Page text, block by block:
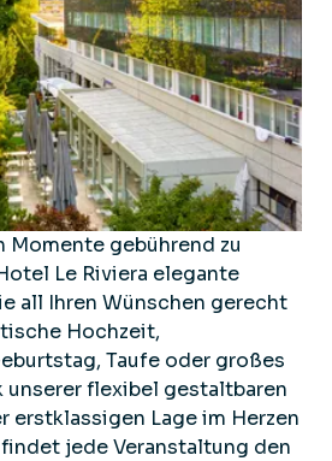
Momente gebührend zu
Le Riviera elegante
all Ihren Wünschen gerecht
Hochzeit,
Taufe oder großes
unserer flexibel gestaltbaren
erstklassigen Lage im Herzen
jede Veranstaltung den